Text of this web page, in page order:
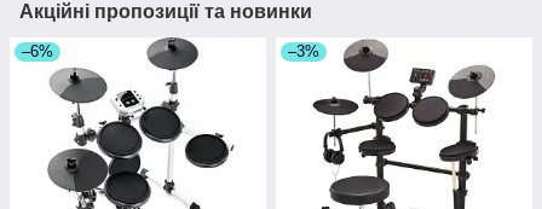
Акційні пропозиції та новинки
–6% –3%